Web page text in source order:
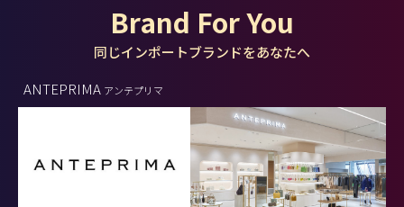
Brand For You
同じインポートブランドをあなたへ
ANTEPRIMA アンテプリマ